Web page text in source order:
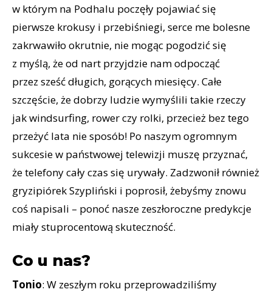
w którym na Podhalu poczęły pojawiać się
pierwsze krokusy i przebiśniegi, serce me bolesne
zakrwawiło okrutnie, nie mogąc pogodzić się
z myślą, że od nart przyjdzie nam odpocząć
przez sześć długich, gorących miesięcy. Całe
szczęście, że dobrzy ludzie wymyślili takie rzeczy
jak windsurfing, rower czy rolki, przecież bez tego
przeżyć lata nie sposób! Po naszym ogromnym
sukcesie w państwowej telewizji muszę przyznać,
że telefony cały czas się urywały. Zadzwonił również
gryzipiórek Szypliński i poprosił, żebyśmy znowu
coś napisali – ponoć nasze zeszłoroczne predykcje
miały stuprocentową skuteczność.
Co u nas?
Tonio: W zeszłym roku przeprowadziliśmy